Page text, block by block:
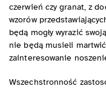
czerwień czy granat, z
wzorów
będą mogły wyrazić
nie będą musieli
zainteresowanie
Wszechstronność